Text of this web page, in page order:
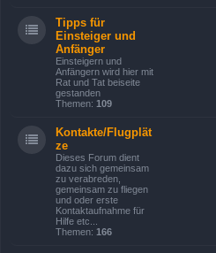
Tipps für
Einsteiger und
Anfänger
Einsteigern und
Anfängern wird hier mit
Rat und Tat beiseite
gestanden
Themen: 109
Kontakte/Flugplät
ze
Dieses Forum dient
dazu sich gemeinsam
zu verabreden,
gemeinsam zu fliegen
und oder erste
Kontaktaufnahme für
Hilfe etc...
Themen: 166